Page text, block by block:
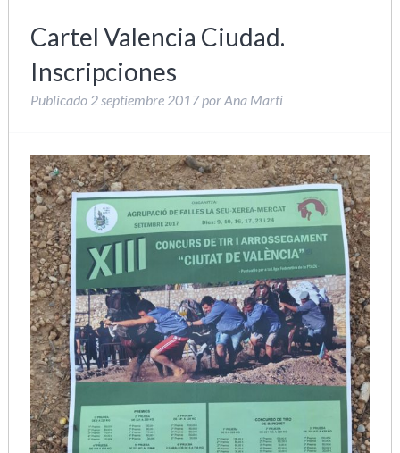
Cartel Valencia Ciudad.
Inscripciones
Publicado 2 septiembre 2017 porAna Martí